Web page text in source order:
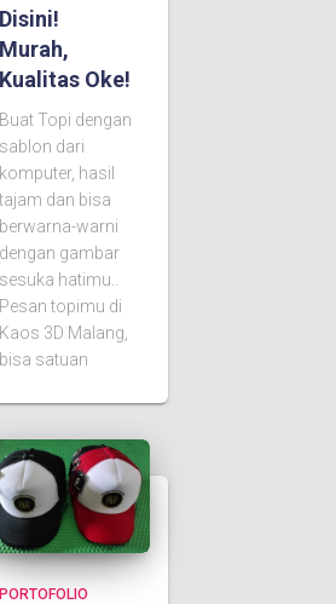
Disini!
Murah,
Kualitas Oke!
Buat Topi dengan
sablon dari
komputer, hasil
tajam dan bisa
berwarna-warni
dengan gambar
sesuka hatimu..
Pesan topimu di
Kaos 3D Malang,
bisa satuan
PORTOFOLIO